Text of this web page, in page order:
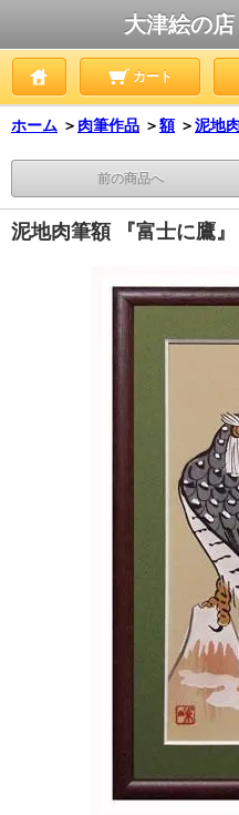
大津絵の
カート
ホーム ＞ 肉筆作品 ＞額 ＞泥地
前の商品へ
泥地肉筆額 『富士に鷹